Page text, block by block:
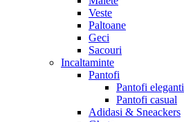
Veste
Paltoane
Geci
Sacouri
Incaltaminte
Pantofi
Pantofi eleganti
Pantofi casual
Adidasi & Sneackers